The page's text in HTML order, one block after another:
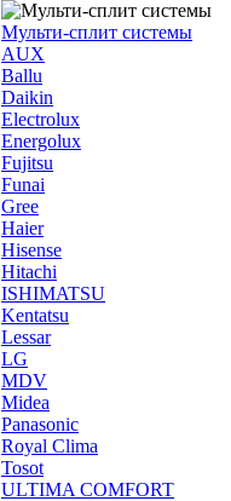
Мульти-сплит системы
AUX
Ballu
Daikin
Electrolux
Energolux
Fujitsu
Funai
Gree
Haier
Hisense
Hitachi
ISHIMATSU
Kentatsu
Lessar
LG
MDV
Midea
Panasonic
Royal Clima
Tosot
ULTIMA COMFORT